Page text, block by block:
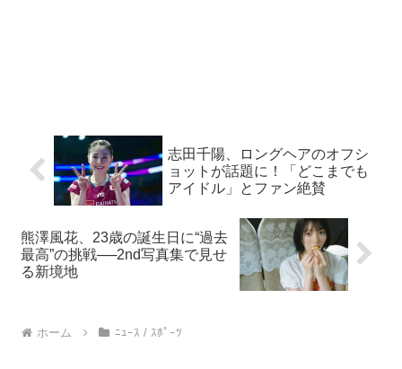
志田千陽、ロングヘアのオフシ
ョットが話題に！「どこまでも
アイドル」とファン絶賛
熊澤風花、23歳の誕生日に“過去
最高”の挑戦──2nd写真集で見せ
る新境地
ホーム ﾆｭｰｽ / ｽﾎﾟｰﾂ